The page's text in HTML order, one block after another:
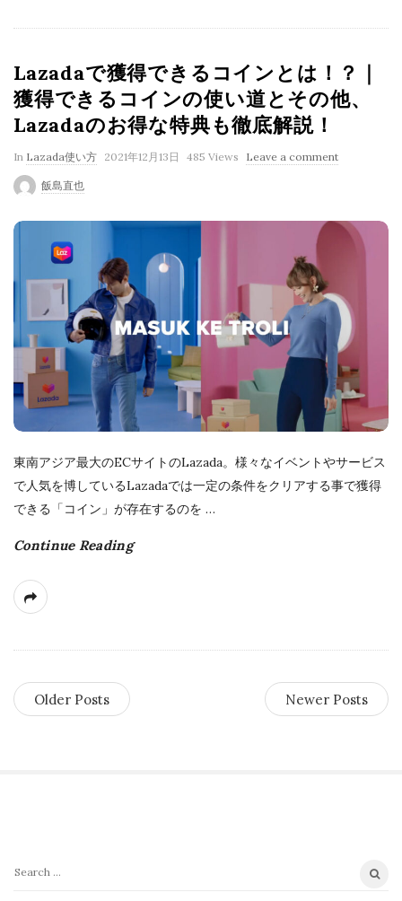
Lazadaで獲得できるコインとは！？｜
獲得できるコインの使い道とその他、
Lazadaのお得な特典も徹底解説！
In Lazada使い方 P
s
h
D
a
2021年12月13日 485 Views Leave a comment
飯島直也
東南アジア最大のECサイトのLazada。様々なイベントやサービス
で人気を博しているLazadaでは一定の条件をクリアする事で獲得
できる「コイン」が存在するのを …
Continue Reading
Older Posts Newer Posts
t
S